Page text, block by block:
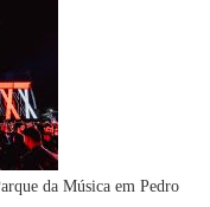
da Música em Pedro